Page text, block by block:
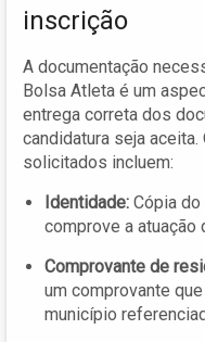
inscrição
A documentação
Bolsa Atleta é um
entrega correta dos
candidatura seja
solicitados incluem:
Identidade: Cópia
comprove a atuação
Comprovante de
um comprovante
município